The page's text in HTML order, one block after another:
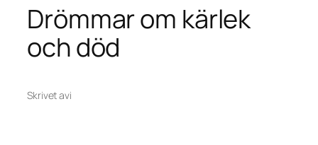
Drömmar om kärlek
och död
Skrivet avi